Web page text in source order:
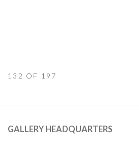
132 OF 197
GALLERY HEADQUARTERS